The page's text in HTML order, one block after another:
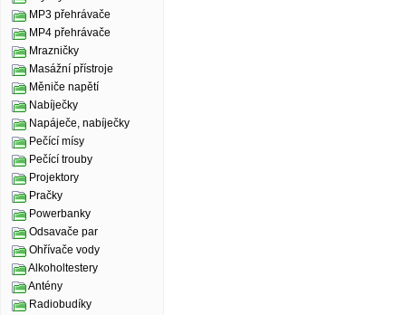
MP3 přehrávače
MP4 přehrávače
Mrazničky
Masážní přístroje
Měniče napětí
Nabíječky
Napáječe, nabíječky
Pečící mísy
Pečící trouby
Projektory
Pračky
Powerbanky
Odsavače par
Ohřívače vody
Alkoholtestery
Antény
Radiobudíky